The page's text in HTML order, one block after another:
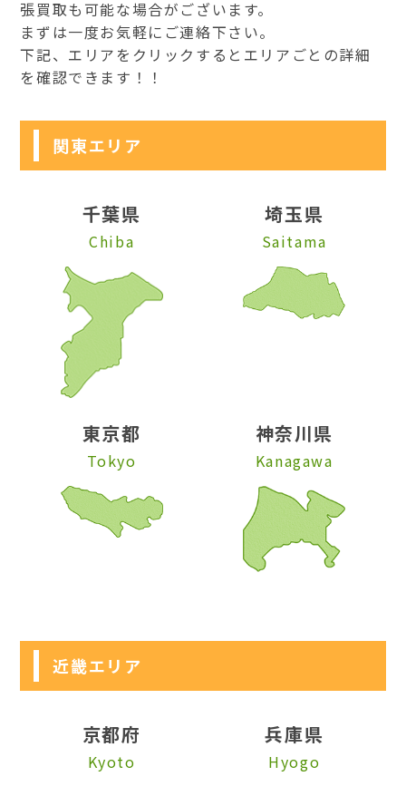
張買取も可能な場合がございます。
まずは一度お気軽にご連絡下さい。
下記、エリアをクリックするとエリアごとの詳細
を確認できます！！
関東エリア
千葉県
Chiba
埼玉県
Saitama
東京都
Tokyo
神奈川県
Kanagawa
近畿エリア
京都府
Kyoto
兵庫県
Hyogo